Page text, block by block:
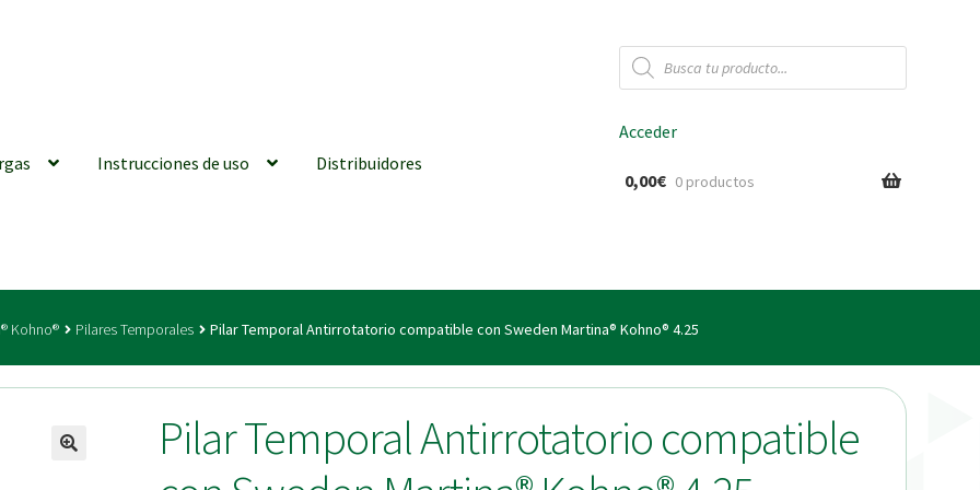
Búsqueda
de
productos
Instrucciones de uso Distribuidores
generales Conexiones CAD CAM Distribuidores Finalizar Pedido
| Tienda Online!
Acceder
0,00€ 0 productos
Kohno® Pilares Temporales Pilar Temporal Antirrotatorio compatible con Sweden Martina® Kohno® 4.25
Pilar Temporal Antirrotatorio compatible